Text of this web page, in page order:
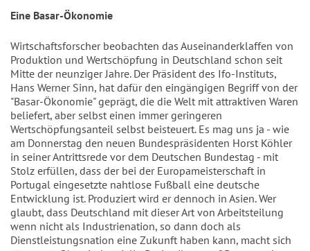
Eine Basar-Ökonomie
Wirtschaftsforscher beobachten das Auseinanderklaffen von
Produktion und Wertschöpfung in Deutschland schon seit
Mitte der neunziger Jahre. Der Präsident des Ifo-Instituts,
Hans Werner Sinn, hat dafür den eingängigen Begriff von der
"Basar-Ökonomie" geprägt, die die Welt mit attraktiven Waren
beliefert, aber selbst einen immer geringeren
Wertschöpfungsanteil selbst beisteuert. Es mag uns ja - wie
am Donnerstag den neuen Bundespräsidenten Horst Köhler
in seiner Antrittsrede vor dem Deutschen Bundestag - mit
Stolz erfüllen, dass der bei der Europameisterschaft in
Portugal eingesetzte nahtlose Fußball eine deutsche
Entwicklung ist. Produziert wird er dennoch in Asien. Wer
glaubt, dass Deutschland mit dieser Art von Arbeitsteilung
wenn nicht als Industrienation, so dann doch als
Dienstleistungsnation eine Zukunft haben kann, macht sich